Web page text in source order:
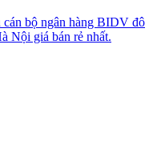
cán bộ ngân hàng BIDV đô
Nội giá bán rẻ nhất.